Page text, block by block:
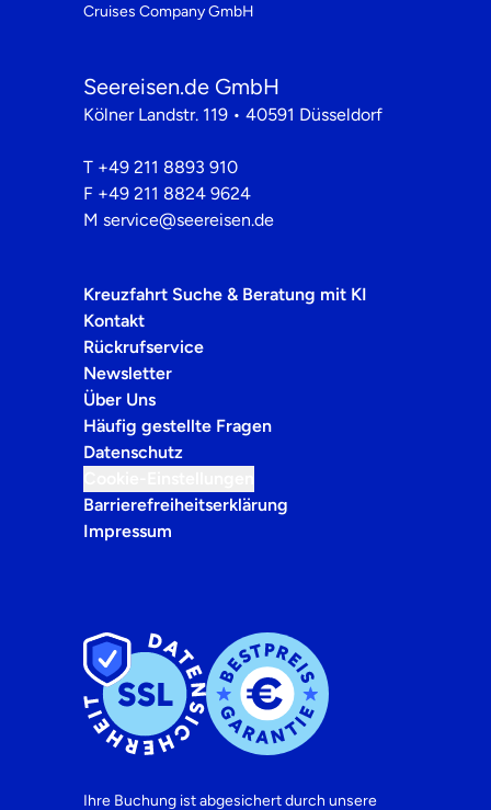
Cruises Company GmbH
Seereisen.de GmbH
Kölner Landstr. 119 • 40591 Düsseldorf
T +49 211 8893 910
F +49 211 8824 9624
M service@seereisen.de
Kreuzfahrt Suche & Beratung mit KI
Kontakt
Rückrufservice
Newsletter
Über Uns
Häufig gestellte Fragen
Datenschutz
Barrierefreiheitserklärung
Impressum
Ihre Buchung ist abgesichert durch unsere